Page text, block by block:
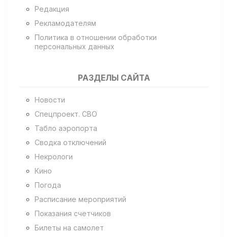
Редакция
Рекламодателям
Политика в отношении обработки
персональных данных
РАЗДЕЛЫ САЙТА
Новости
Спецпроект. СВО
Табло аэропорта
Сводка отключений
Некрологи
Кино
Погода
Расписание мероприятий
Показания счетчиков
Билеты на самолет